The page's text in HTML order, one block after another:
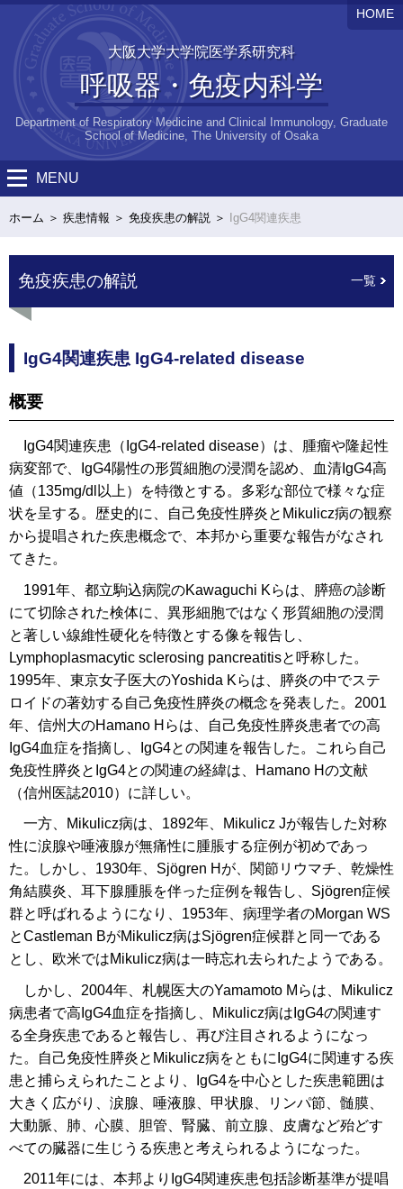
大阪大学大学院医学系研究科
呼吸器・免疫内科学
Department of Respiratory Medicine and Clinical Immunology, Graduate
School of Medicine, The University of Osaka
HOME
MENU
ホーム 疾患情報 免疫疾患の解説 IgG4関連疾患
免疫疾患の解説 一覧
IgG4関連疾患 IgG4-related disease
概要
IgG4関連疾患（IgG4-related disease）は、腫瘤や隆起性
病変部で、IgG4陽性の形質細胞の浸潤を認め、血清IgG4高
値（135mg/dl以上）を特徴とする。多彩な部位で様々な症
状を呈する。歴史的に、自己免疫性膵炎とMikulicz病の観察
から提唱された疾患概念で、本邦から重要な報告がなされ
てきた。
1991年、都立駒込病院のKawaguchi Kらは、膵癌の診断
にて切除された検体に、異形細胞ではなく形質細胞の浸潤
と著しい線維性硬化を特徴とする像を報告し、
Lymphoplasmacytic sclerosing pancreatitisと呼称した。
1995年、東京女子医大のYoshida Kらは、膵炎の中でステ
ロイドの著効する自己免疫性膵炎の概念を発表した。2001
年、信州大のHamano Hらは、自己免疫性膵炎患者での高
IgG4血症を指摘し、IgG4との関連を報告した。これら自己
免疫性膵炎とIgG4との関連の経緯は、Hamano Hの文献
（信州医誌2010）に詳しい。
一方、Mikulicz病は、1892年、Mikulicz Jが報告した対称
性に涙腺や唾液腺が無痛性に腫脹する症例が初めであっ
た。しかし、1930年、Sjögren Hが、関節リウマチ、乾燥性
角結膜炎、耳下腺腫脹を伴った症例を報告し、Sjögren症候
群と呼ばれるようになり、1953年、病理学者のMorgan WS
とCastleman BがMikulicz病はSjögren症候群と同一である
とし、欧米ではMikulicz病は一時忘れ去られたようである。
しかし、2004年、札幌医大のYamamoto Mらは、Mikulicz
病患者で高IgG4血症を指摘し、Mikulicz病はIgG4の関連す
る全身疾患であると報告し、再び注目されるようになっ
た。自己免疫性膵炎とMikulicz病をともにIgG4に関連する疾
患と捕らえられたことより、IgG4を中心とした疾患範囲は
大きく広がり、涙腺、唾液腺、甲状腺、リンパ節、髄膜、
大動脈、肺、心膜、胆管、腎臓、前立腺、皮膚など殆どす
べての臓器に生じうる疾患と考えられるようになった。
2011年には、本邦よりIgG4関連疾患包括診断基準が提唱